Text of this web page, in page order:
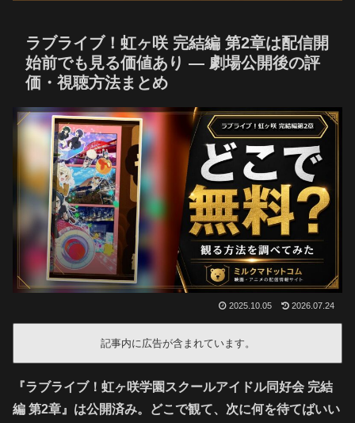
ラブライブ！虹ヶ咲 完結編 第2章は配信開
始前でも見る価値あり — 劇場公開後の評
価・視聴方法まとめ
2025.10.05 2026.07.24
記事内に広告が含まれています。
『ラブライブ！虹ヶ咲学園スクールアイドル同好会 完結
編 第2章』は公開済み。どこで観て、次に何を待てばいい